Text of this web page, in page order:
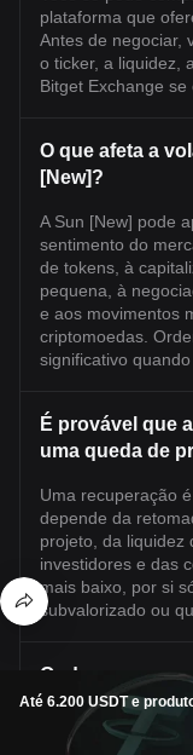
plataforma que
Antes de negociar,
o ticker, a liquidez,
Bitget Exchange se
O que afeta a
[New]?
A Sun [New] pode
sentimento do
de tokens, à
pequena, à
e aos movimentos
criptomoedas.
significativo
É provável que
uma queda de
Uma recuperação
depende da
projeto, da liquidez
investidores e das
mais baixo, por si
subvalorizado ou
Onde posso
de mercado da
Acompanhe a Sun
Até 6.200 USDT e